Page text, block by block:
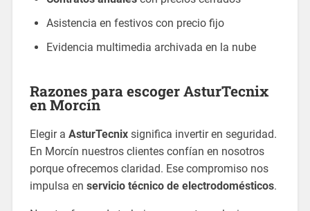
Asistencia en festivos con precio fijo
Evidencia multimedia archivada en la nube
Razones para escogerAsturTecnix
en Morcín
Elegir a AsturTecnixsignifica invertir en seguridad.
En Morcín nuestros clientes confían en nosotros
porque ofrecemos claridad. Ese compromiso nos
impulsa en servicio técnico de electrodomésticos.